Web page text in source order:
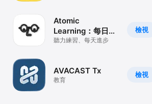
檢視
Atomic
Learning：每日英
文
聽力練習、每天進步
檢視
AVACAST Tx
教育